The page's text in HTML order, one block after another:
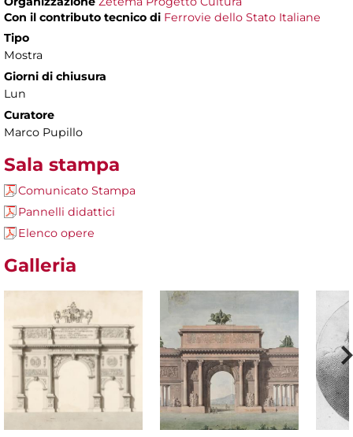
Con il contributo tecnico di Ferrovie dello Stato Italiane
Tipo
Mostra
Giorni di chiusura
Lun
Curatore
Marco Pupillo
Sala stampa
Comunicato Stampa
Pannelli didattici
Elenco opere
Galleria